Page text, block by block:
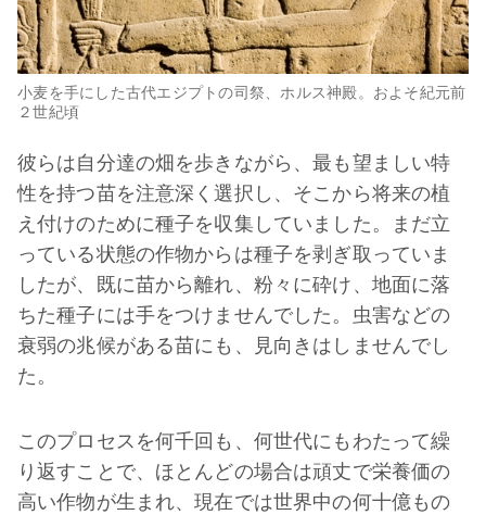
小麦を手にした古代エジプトの司祭、ホルス神殿。およそ紀元前
２世紀頃
彼らは自分達の畑を歩きながら、最も望ましい特
性を持つ苗を注意深く選択し、そこから将来の植
え付けのために種子を収集していました。まだ立
っている状態の作物からは種子を剥ぎ取っていま
したが、既に苗から離れ、粉々に砕け、地面に落
ちた種子には手をつけませんでした。虫害などの
衰弱の兆候がある苗にも、見向きはしませんでし
た。
このプロセスを何千回も、何世代にもわたって繰
り返すことで、ほとんどの場合は頑丈で栄養価の
高い作物が生まれ、現在では世界中の何十億もの